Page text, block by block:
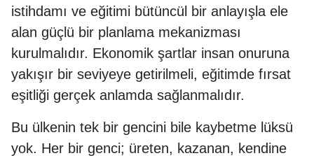
istihdamı ve eğitimi bütüncül bir anlayışla ele
alan güçlü bir planlama mekanizması
kurulmalıdır. Ekonomik şartlar insan onuruna
yakışır bir seviyeye getirilmeli, eğitimde fırsat
eşitliği gerçek anlamda sağlanmalıdır.
Bu ülkenin tek bir gencini bile kaybetme lüksü
yok. Her bir genci; üreten, kazanan, kendine